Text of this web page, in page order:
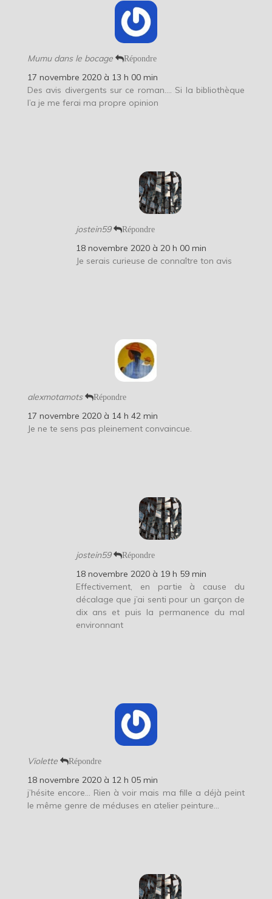
Mumu dans le bocage Répondre
17 novembre 2020 à 13 h 00 min
Des avis divergents sur ce roman…. Si la bibliothèque
l’a je me ferai ma propre opinion
jostein59 Répondre
18 novembre 2020 à 20 h 00 min
Je serais curieuse de connaître ton avis
alexmotamots Répondre
17 novembre 2020 à 14 h 42 min
Je ne te sens pas pleinement convaincue.
jostein59 Répondre
18 novembre 2020 à 19 h 59 min
Effectivement, en partie à cause du
décalage que j’ai senti pour un garçon de
dix ans et puis la permanence du mal
environnant
Violette Répondre
18 novembre 2020 à 12 h 05 min
j’hésite encore… Rien à voir mais ma fille a déjà peint
le même genre de méduses en atelier peinture…